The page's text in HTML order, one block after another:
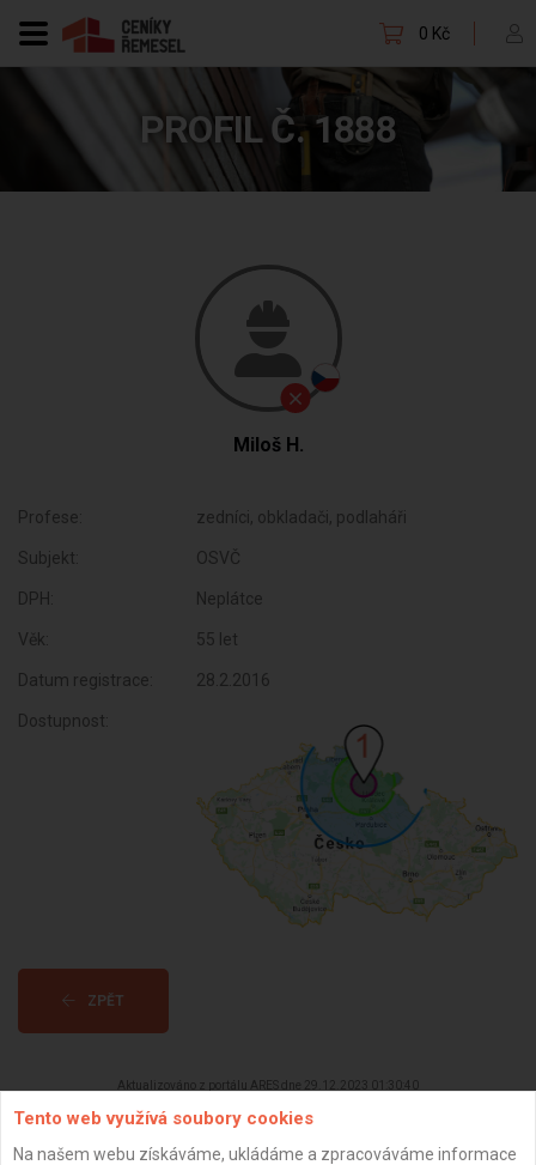
0 Kč
PROFIL Č. 1888
Miloš H.
Profese: zedníci, obkladači, podlaháři
Subjekt: OSVČ
DPH: Neplátce
Věk: 55 let
Datum registrace: 28.2.2016
Dostupnost:
ZPĚT
Aktualizováno z portálu ARES dne 29.12.2023 01:30:40
Tento web využívá soubory cookies
Na našem webu získáváme, ukládáme a zpracováváme informace